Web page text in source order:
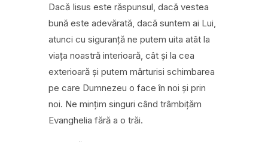
Dacă Iisus este răspunsul, dacă vestea
bună este adevărată, dacă suntem ai Lui,
atunci cu siguranță ne putem uita atât la
viața noastră interioară, cât și la cea
exterioară și putem mărturisi schimbarea
pe care Dumnezeu o face în noi și prin
noi. Ne mințim singuri când trâmbițăm
Evanghelia fără a o trăi.